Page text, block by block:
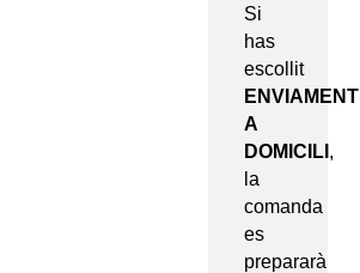
Si
has
escollit
ENVIAMENT
A
DOMICILI ,
la
comanda
es
prepararà